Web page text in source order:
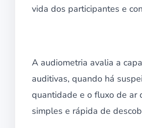
vida dos participantes e
A audiometria avalia a
auditivas, quando há
quantidade e o fluxo de ar
simples e rápida de